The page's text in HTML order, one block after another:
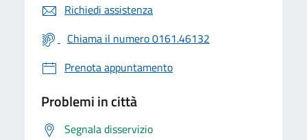
Richiedi assistenza
Chiama il numero 0161.46132
Prenota appuntamento
Problemi in città
Segnala disservizio